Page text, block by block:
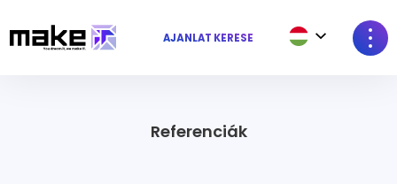
AJÁNLAT KÉRÉSE
Referenciák